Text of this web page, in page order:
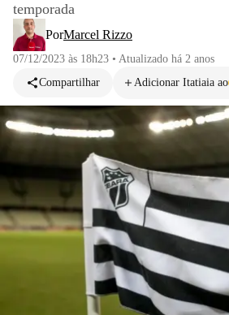
temporada
PorMarcel Rizzo
07/12/2023 às 18h23 • Atualizado há 2 anos
Compartilhar
Adicionar Itatiaia ao